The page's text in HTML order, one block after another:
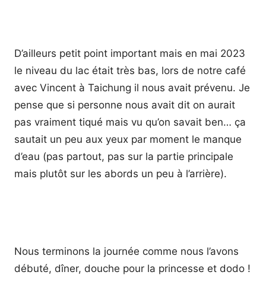
D’ailleurs petit point important mais en mai 2023
le niveau du lac était très bas, lors de notre café
avec Vincent à Taichung il nous avait prévenu. Je
pense que si personne nous avait dit on aurait
pas vraiment tiqué mais vu qu’on savait ben… ça
sautait un peu aux yeux par moment le manque
d’eau (pas partout, pas sur la partie principale
mais plutôt sur les abords un peu à l’arrière).
Nous terminons la journée comme nous l’avons
débuté, dîner, douche pour la princesse et dodo !